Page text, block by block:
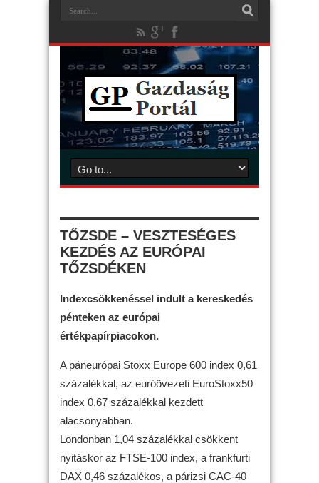
TŐZSDE – VESZTESÉGES
KEZDÉS AZ EURÓPAI
TŐZSDÉKEN
Indexcsökkenéssel indult a kereskedés
pénteken az európai
értékpapírpiacokon.
A páneurópai Stoxx Europe 600 index 0,61
százalékkal, az euróövezeti EuroStoxx50
index 0,67 százalékkal kezdett
alacsonyabban.
Londonban 1,04 százalékkal csökkent
nyitáskor az FTSE-100 index, a frankfurti
DAX 0,46 százalékos, a párizsi CAC-40